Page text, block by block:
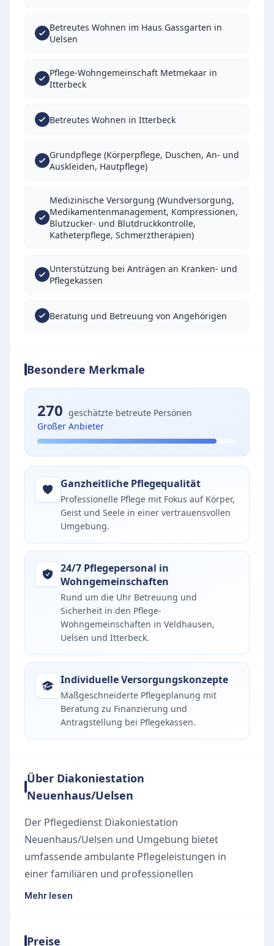
Betreutes Wohnen im Haus Gassgarten in
Uelsen
Pflege-Wohngemeinschaft Metmekaar in
Itterbeck
Betreutes Wohnen in Itterbeck
Grundpflege (Körperpflege, Duschen, An- und
Auskleiden, Hautpflege)
Medizinische Versorgung (Wundversorgung,
Medikamentenmanagement, Kompressionen,
Blutzucker- und Blutdruckkontrolle,
Katheterpflege, Schmerztherapien)
Unterstützung bei Anträgen an Kranken- und
Pflegekassen
Beratung und Betreuung von Angehörigen
Besondere Merkmale
270 geschätzte betreute Personen
Großer Anbieter
Ganzheitliche Pflegequalität
Professionelle Pflege mit Fokus auf Körper,
Geist und Seele in einer vertrauensvollen
Umgebung.
24/7 Pflegepersonal in
Wohngemeinschaften
Rund um die Uhr Betreuung und
Sicherheit in den Pflege-
Wohngemeinschaften in Veldhausen,
Uelsen und Itterbeck.
Individuelle Versorgungskonzepte
Maßgeschneiderte Pflegeplanung mit
Beratung zu Finanzierung und
Antragstellung bei Pflegekassen.
Über Diakoniestation
Neuenhaus/Uelsen
Der Pflegedienst Diakoniestation
Neuenhaus/Uelsen und Umgebung bietet
umfassende ambulante Pflegeleistungen in
einer familiären und professionellen
Atmosphäre. Als diakonische Einrichtung
Pflegequalität im Fokus. Das Angebot umfasst
Mehr lesen
Preise